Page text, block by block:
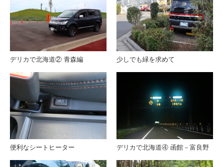
デリカで北海道② 青森編 少しでも緑を求めて
便利なシートヒーター デリカで北海道④ 函館－富良野